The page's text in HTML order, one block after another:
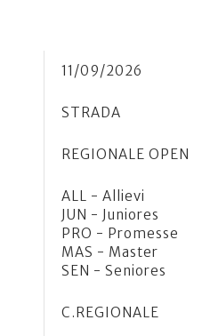
11/09/2026
STRADA
REGIONALE OPEN
ALL - Allievi
JUN - Juniores
PRO - Promesse
MAS - Master
SEN - Seniores
C.REGIONALE